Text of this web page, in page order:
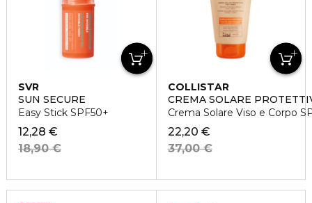
SVR
SUN SECURE
Easy Stick SPF50+
12,28 €
18,90 €
COLLISTAR
CREMA SOLARE
Crema Solare Viso e Corpo
22,20 €
37,00 €